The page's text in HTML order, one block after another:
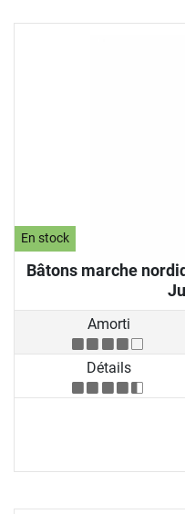
En stock
Bâtons marche
Amorti
Détails